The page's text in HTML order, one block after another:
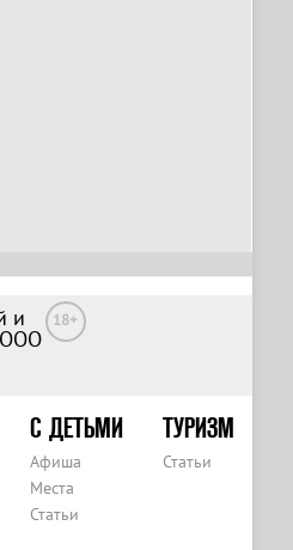
и
ООО
18+
С ДЕТЬМИ
Афиша
Места
Статьи
ТУРИЗМ
Статьи